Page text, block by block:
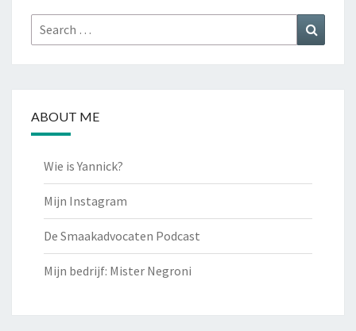
Search
for:
ABOUT ME
Wie is Yannick?
Mijn Instagram
De Smaakadvocaten Podcast
Mijn bedrijf: Mister Negroni